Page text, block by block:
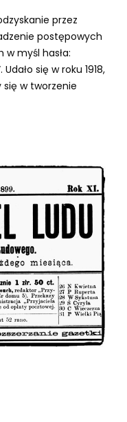
przez
postępowych
myśl hasła:
się w roku 1918,
się w tworzenie